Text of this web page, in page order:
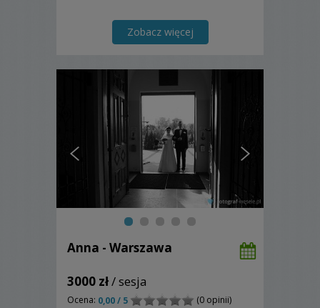
Zobacz więcej
Anna - Warszawa
3000 zł/ sesja
Ocena: 0,00 / 5
(0 opinii)